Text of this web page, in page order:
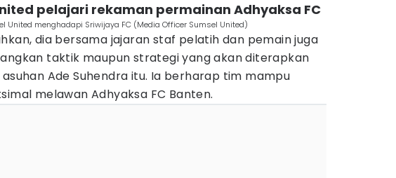
pelajari rekaman permainan Adhyaksa FC
United menghadapi Sriwijaya FC (Media Officer Sumsel United)
dia bersama jajaran staf pelatih dan pemain juga
taktik maupun strategi yang akan diterapkan
Ade Suhendra itu. Ia berharap tim mampu
melawan Adhyaksa FC Banten.